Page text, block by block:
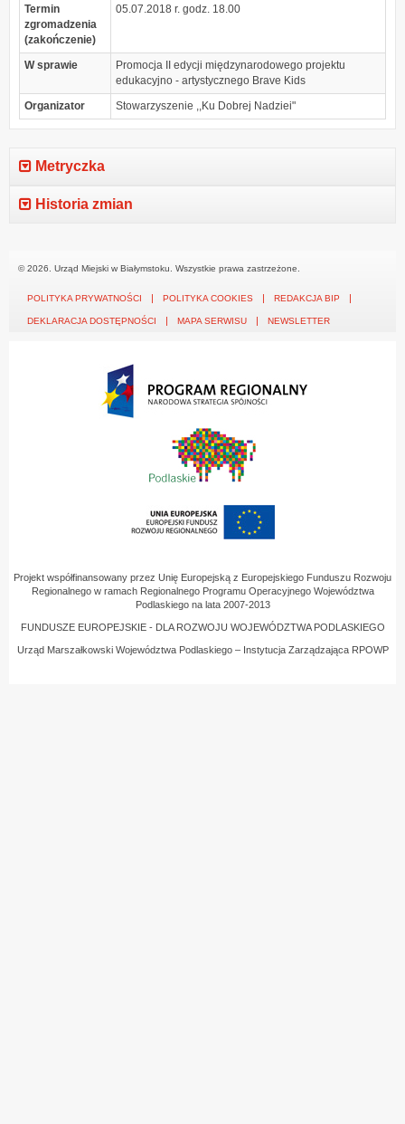
Termin
zgromadzenia
(zakończenie)
05.07.2018 r. godz. 18.00
W sprawie
Promocja II edycji międzynarodowego projektu
edukacyjno - artystycznego Brave Kids
Organizator
Stowarzyszenie ,,Ku Dobrej Nadziei"
Metryczka
Historia zmian
© 2026. Urząd Miejski w Białymstoku. Wszystkie prawa zastrzeżone.
POLITYKA PRYWATNOŚCI POLITYKA COOKIES REDAKCJA BIP
DEKLARACJA DOSTĘPNOŚCI MAPA SERWISU NEWSLETTER
Projekt współfinansowany przez Unię Europejską z Europejskiego Funduszu Rozwoju
Regionalnego w ramach Regionalnego Programu Operacyjnego Województwa
Podlaskiego na lata 2007-2013
FUNDUSZE EUROPEJSKIE - DLA ROZWOJU WOJEWÓDZTWA PODLASKIEGO
Urząd Marszałkowski Województwa Podlaskiego – Instytucja Zarządzająca RPOWP